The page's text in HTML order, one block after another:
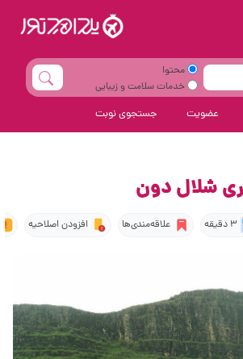
محتوا
خدمات سلامت و زیبایی
عضویت جستجوی نوبت
شلال دون
3 دقیقه علاقه‌مندی‌ها افزودن اصلاحیه